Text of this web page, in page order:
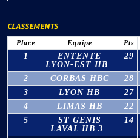
CLASSEMENTS
Place Equipe Pts
1
ENTENTE
LYON-EST HB
29
2 CORBAS HBC 28
3
LYON HB 27
4
LIMAS HB 22
5
ST GENIS
LAVAL HB 3
14